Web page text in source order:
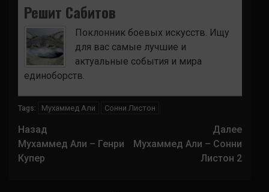
Решит Сабитов
Поклонник боевых искусств. Ищу
для вас самые лучшие и
актуальные события и мира
единоборств.
Tags: Мухаммед Али Сонни Листон
Навигация
записи
Назад
Мухаммед Али – Генри
Купер
Далее
Мухаммед Али – Сонни
Листон 2